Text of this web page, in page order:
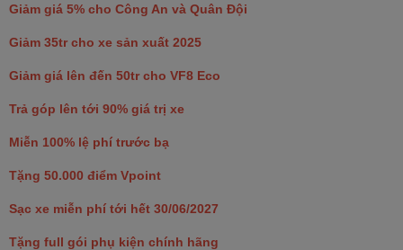
Giảm giá 5% cho Công An và Quân Đội
Giảm 35tr cho xe sản xuất 2025
Giảm giá lên đến 50tr cho VF8 Eco
Trả góp lên tới 90% giá trị xe
Miễn 100% lệ phí trước bạ
Tặng 50.000 điểm Vpoint
Sạc xe miễn phí tới hết 30/06/2027
Tặng full gói phụ kiện chính hãng